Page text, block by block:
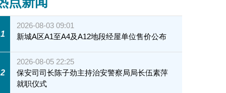
1
2026-08-03 09:01
新城A区A1至A4及A12地段经屋单位售价公布
2
2026-08-05 22:25
保安司司长陈子劲主持治安警察局局长伍素萍
就职仪式